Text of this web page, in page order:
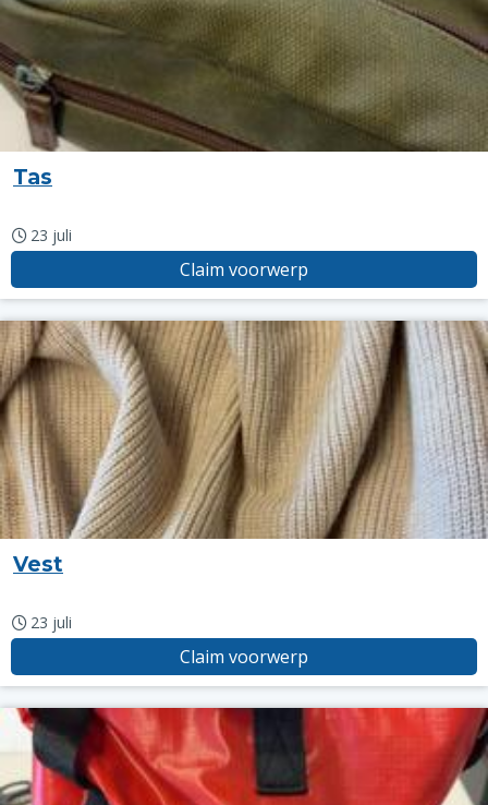
Tas
23 juli
Claim voorwerp
Vest
23 juli
Claim voorwerp